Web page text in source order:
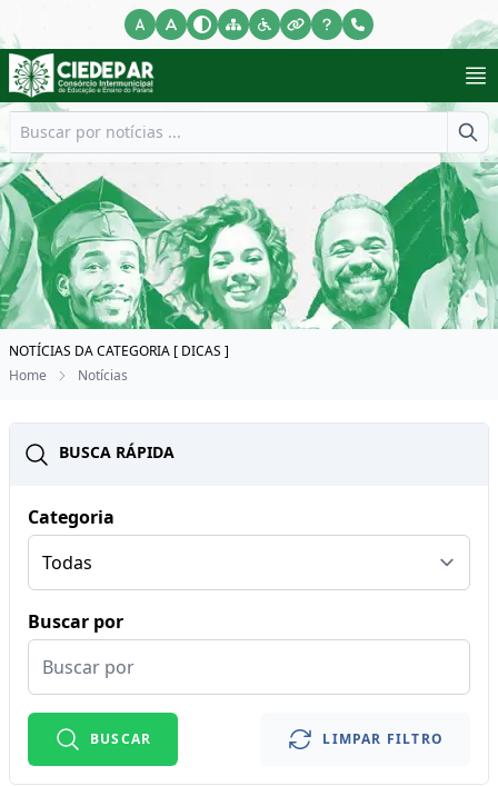
NOTÍCIAS DA CATEGORIA [ DICAS ]
Home
Notícias
BUSCA RÁPIDA
Categoria
Buscar por
BUSCAR LIMPAR FILTRO